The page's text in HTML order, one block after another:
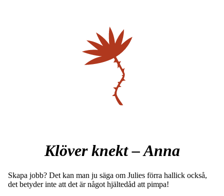
Klöver knekt – Anna
Skapa jobb? Det kan man ju säga om Julies förra hallick också,
det betyder inte att det är något hjältedåd att pimpa!